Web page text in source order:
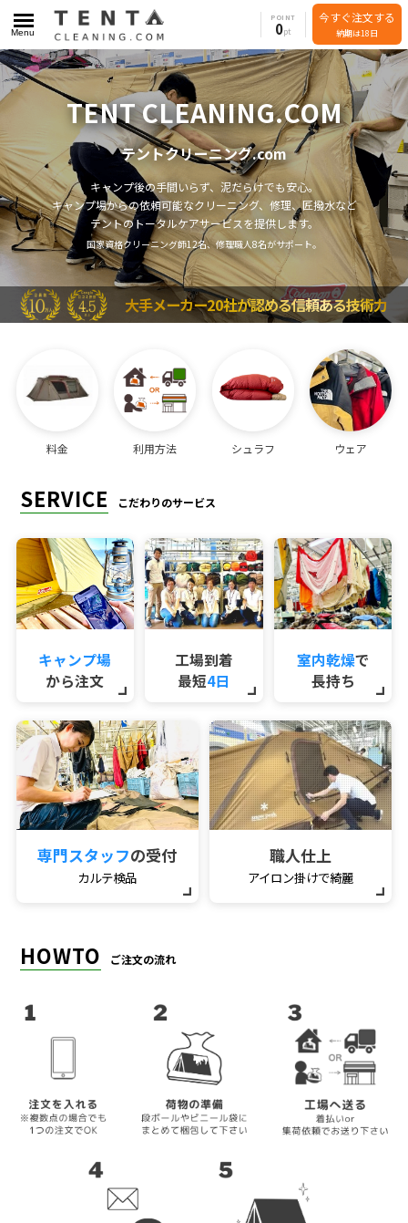
POINT
0
今すぐ注文する
納期は18日
Menu
TENT CLEANING.COM
テントクリーニング.com
キャンプ後の手間いらず、泥だらけでも安心。
キャンプ場からの依頼可能なクリーニング、修理、匠撥水など
テントのトータルケアサービスを提供します。
国家資格クリーニング師12名、修理職人8名がサポート。
大手メーカー20社が認める信頼ある技術力
料金 利用方法 シュラフ ウェア
SERVICE こだわりのサービス
キャンプ場
から注文
工場到着
最短4日
室内乾燥で
長持ち
専門スタッフの受付
カルテ検品
職人仕上
アイロン掛けで綺麗
HOWTO ご注文の流れ